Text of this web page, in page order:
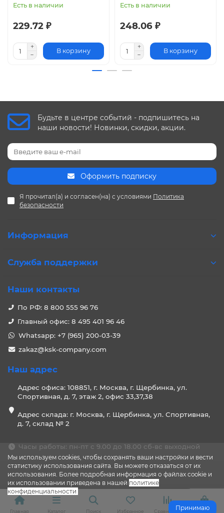
Есть в наличии
229.72 ₽
В корзину
Есть в наличии
248.06 ₽
В корзину
Мы используем cookies, чтобы сохранять ваши настройки и вести
статистику использования сайта. Вы можете отказаться от их
использования. Более подробная информация о файлах cookie и
их использовании приведена в нашей политике
конфиденциальности
Принимаю
Будьте в центре событий - подпишитесь на
наши новости! Новинки, скидки, акции.
Оформить подписку
Я прочитал(а) и согласен(на) с условиями Политика
безопасности
Информация
Служба поддержки
Наши контакты
По РФ: 8 800 555 96 76
Главный офис: 8 495 401 96 46
Whatsapp: +7 (965) 200-03-39
zakaz@ksk-company.com
Наш адрес
Адрес офиса: 108851, г. Москва, г. Щербинка, ул.
Спортивная, д. 7, этаж 2, офис 33,37,38
Адрес склада: г. Москва, г. Щербинка, ул. Спортивная,
д. 7, склад № 2
Часы работы: пн-пт с 9.00 до 18.00 сб-вс выходной
Главная Каталог Поиск Избранное Сравнение Корзина